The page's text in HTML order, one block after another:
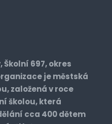
697, okres
je městská
založená v roce
školou, která
cca 400 dětem